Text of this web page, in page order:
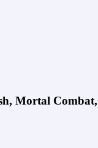
Mortal